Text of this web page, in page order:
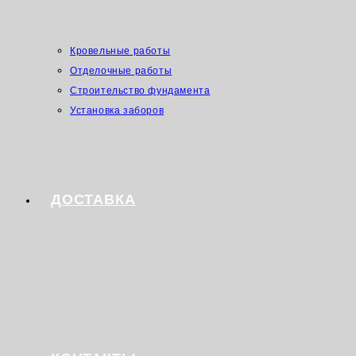
Кровельные работы
Отделочные работы
Строительство фундамента
Установка заборов
ДОСТАВКА